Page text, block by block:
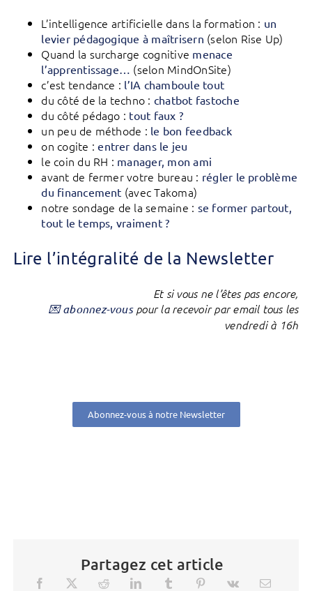
L’intelligence artificielle dans la formation : un
levier pédagogique à maîtrisern (selon Rise Up)
Quand la surcharge cognitive menace
l’apprentissage… (selon MindOnSite)
c’est tendance : l’IA chamboule tout
du côté de la techno : chatbot fastoche
du côté pédago : tout faux ?
un peu de méthode : le bon feedback
on cogite :entrer dans le jeu
le coin du RH : manager, mon ami
avant de fermer votre bureau : régler le problème
du financement (avec Takoma)
notre sondage de la semaine : se former partout,
tout le temps, vraiment ?
Lire l’intégralité de la Newsletter
Et si vous ne l’êtes pas encore,
💌 abonnez-vouspour la recevoir par email tous les
vendredi à 16h
Abonnez-vous à notre Newsletter
Partagez cet article